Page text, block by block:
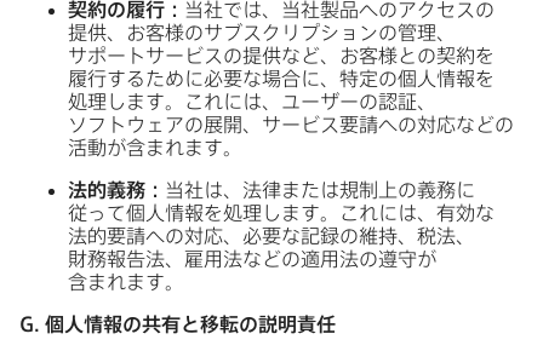
契約の​履行： 当社では、​当社製品への​アクセスの​
提供、​お客様の​サブスクリプションの​管理、​
サポートサービスの​提供など、​お客様との​契約を​
履行する​ために​必要な​場合に、​特定の​個人情報を​
処理します。​これには、​ユーザーの​認証、​
ソフトウェアの​展開、​サービス要請への​対応などの​
活動が​含まれます。
法的義務： 当社は、​法律または​規制上の​義務に​
従って​個人情報を​処理します。​これには、​有効な​
法的要請への​対応、​必要な​記録の​維持、​税法、​
財務報告法、​雇用法などの​適用法の​遵守が​
含まれます。
G. 個人情報の​共有と​移転の​説明責任